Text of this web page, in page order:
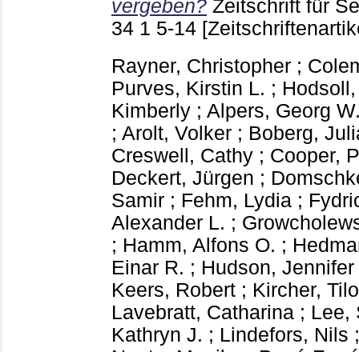
vergeben? Zeitschrift für
34 1 5-14
Rayner, Christopher ;
Purves, Kirstin L. ;
Kimberly ; Alpers, Georg
; Arolt, Volker ; Boberg,
Creswell, Cathy ; Cooper,
Deckert, Jürgen ;
Samir ; Fehm, Lydia ;
Alexander L. ;
; Hamm, Alfons O. ;
Einar R. ; Hudson, Jennifer
Keers, Robert ; Kircher, Tilo
Lavebratt, Catharina ; Lee,
Kathryn J. ; Lindefors, Nils